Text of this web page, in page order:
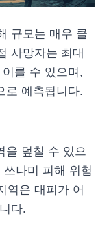
규모는 매우 클
사망자는 최대
를 수 있으며,
로 예측됩니다.
을 덮칠 수 있으
나미 피해 위험
역은 대피가 어
다.